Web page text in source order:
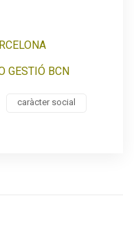
GESTIÓ BCN
caràcter social